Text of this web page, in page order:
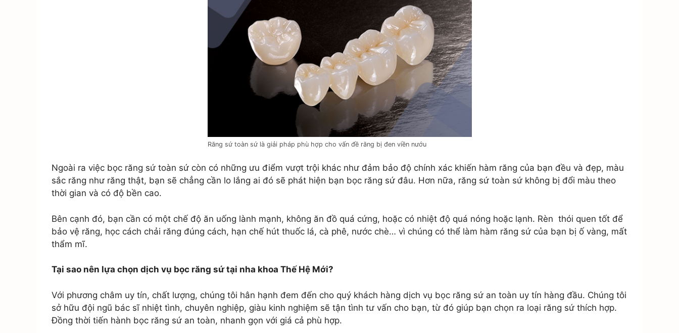
Răng sứ toàn sứ là giải pháp phù hợp cho vấn đề răng bị đen viền nướu
Ngoài ra việc bọc răng sứ toàn sứ còn có những ưu điểm vượt trội khác như đảm bảo độ chính xác khiến hàm răng của bạn đều và đẹp, màu
sắc răng như răng thật, bạn sẽ chẳng cần lo lắng ai đó sẽ phát hiện bạn bọc răng sứ đâu. Hơn nữa, răng sứ toàn sứ không bị đổi màu theo
thời gian và có độ bền cao.
Bên cạnh đó, bạn cần có một chế độ ăn uống lành mạnh, không ăn đồ quá cứng, hoặc có nhiệt độ quá nóng hoặc lạnh. Rèn thói quen tốt để
bảo vệ răng, học cách chải răng đúng cách, hạn chế hút thuốc lá, cà phê, nước chè… vì chúng có thể làm hàm răng sứ của bạn bị ố vàng, mất
thẩm mĩ.
Tại sao nên lựa chọn dịch vụ bọc răng sứ tại nha khoa Thế Hệ Mới?
Với phương châm uy tín, chất lượng, chúng tôi hân hạnh đem đến cho quý khách hàng dịch vụ bọc răng sứ an toàn uy tín hàng đầu. Chúng tôi
sở hữu đội ngũ bác sĩ nhiệt tình, chuyên nghiệp, giàu kinh nghiệm sẽ tận tình tư vấn cho bạn, từ đó giúp bạn chọn ra loại răng sứ thích hợp.
Đồng thời tiến hành bọc răng sứ an toàn, nhanh gọn với giá cả phù hợp.